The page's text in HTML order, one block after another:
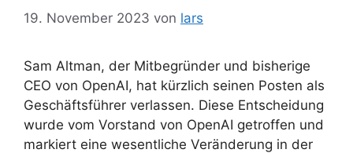
19. November 2023 von lars
Sam Altman, der Mitbegründer und bisherige
CEO von OpenAI, hat kürzlich seinen Posten als
Geschäftsführer verlassen. Diese Entscheidung
wurde vom Vorstand von OpenAI getroffen und
markiert eine wesentliche Veränderung in der